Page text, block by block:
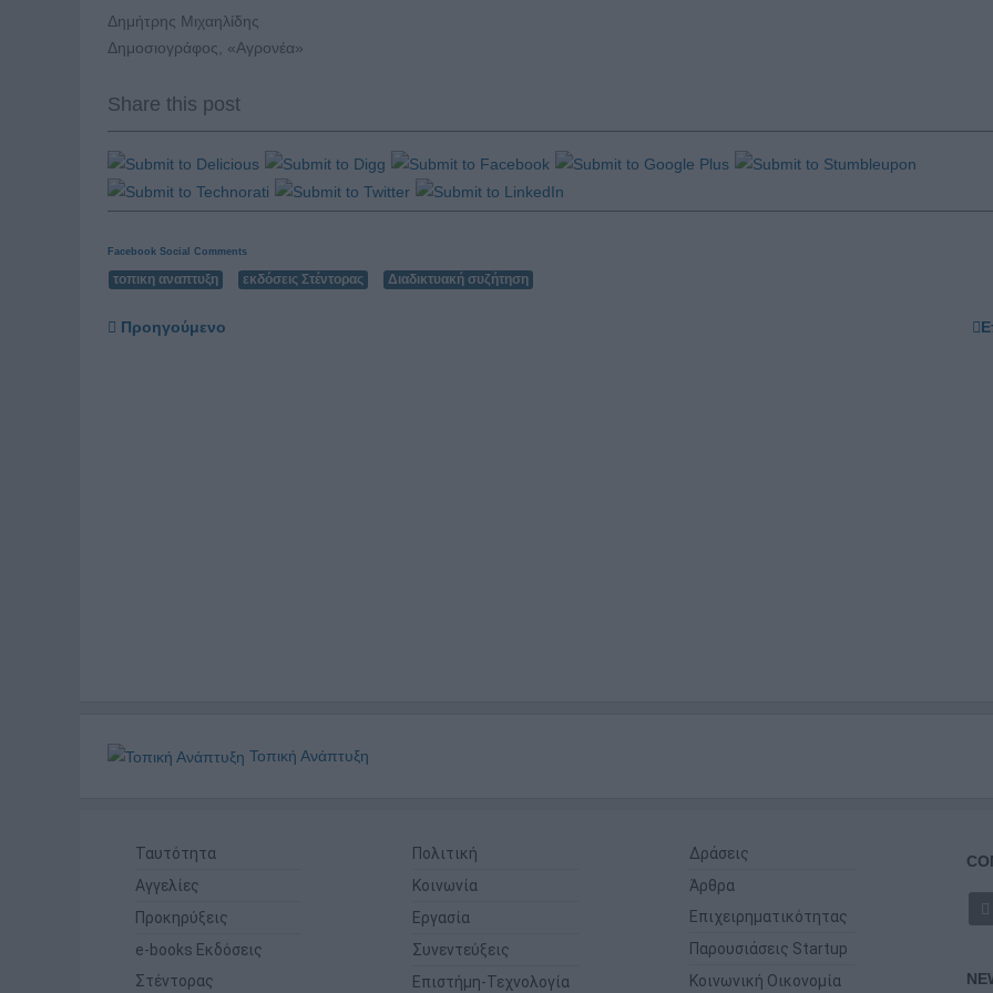
Δημήτρης Μιχαηλίδης
Δημοσιογράφος, «Αγρονέα»
Share this post
Facebook Social Comments
τοπικη αναπτυξη εκδόσεις Στέντορας Διαδικτυακή συζήτηση
Προηγούμενο
Τοπική Ανάπτυξη
Ταυτότητα
Αγγελίες
Προκηρύξεις
e-books Εκδόσεις
Στέντορας
Πολιτική
Κοινωνία
Εργασία
Συνεντεύξεις
Επιστήμη-Τεχνολογία
Δράσεις
Άρθρα
Επιχειρηματικότητας
Παρουσιάσεις Startup
Κοινωνική Οικονομία